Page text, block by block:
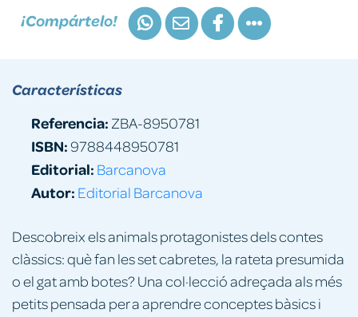
¡Compártelo!
Descobreix els animals protagonistes dels contes
clàssics: què fan les set cabretes, la rateta presumida
o el gat amb botes? Una col·lecció adreçada als més
petits pensada per a aprendre conceptes bàsics i
Características
Referencia: ZBA-8950781
ISBN:9788448950781
Editorial: Barcanova
Autor: Editorial Barcanova